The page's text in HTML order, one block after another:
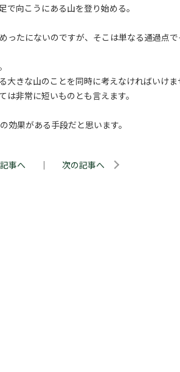
向こうにある山を登り始める。
ったにないのですが、そこは単なる通過点
きな山のことを同時に考えなければいけま
非常に短いものとも言えます。
効果がある手段だと思います。
事へ ｜ 次の記事へ